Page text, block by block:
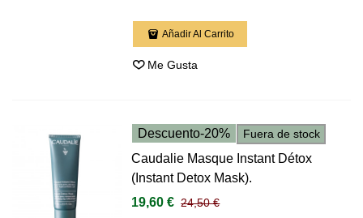
Añadir Al Carrito
Me Gusta
Descuento-20% Fuera de stock
Caudalie Masque Instant Détox
(Instant Detox Mask).
19,60 € 24,50 €